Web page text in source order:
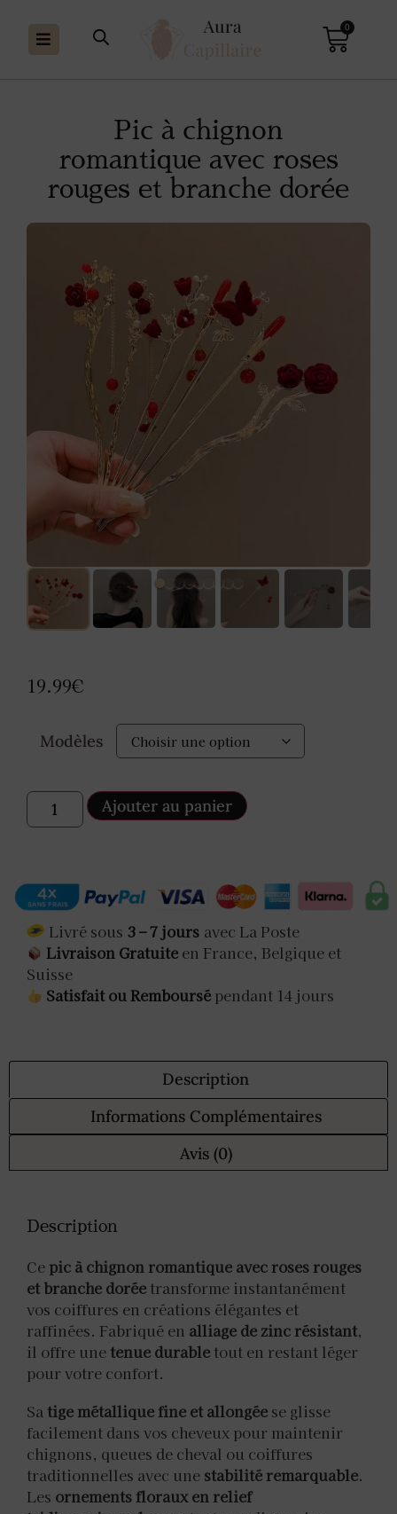
0
Pic à chignon
romantique avec roses
rouges et branche dorée
19.99€
Modèles
Ajouter au panier
Livré sous 3 – 7 jours avec La Poste
Livraison Gratuite en France, Belgique et
Suisse
Satisfait ou Remboursé pendant 14 jours
Description
Informations Complémentaires
Avis (0)
Description
Ce pic à chignon romantique avec roses rouges
et branche dorée transforme instantanément
vos coiffures en créations élégantes et
raffinées. Fabriqué en alliage de zinc résistant,
il offre unetenue durable tout en restant léger
pour votre confort.
Satige métallique fine et allongée se glisse
facilement dans vos cheveux pour maintenir
chignons, queues de cheval ou coiffures
traditionnelles avec une stabilité remarquable.
Les ornements floraux en relief